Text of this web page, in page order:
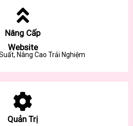
Nâng Cấp
Website
Nâng Cao Trải Nghiệm
Quản Trị